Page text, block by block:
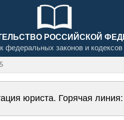
РОССИЙСКОЙ
федеральных законов и
юриста. Горячая линия: